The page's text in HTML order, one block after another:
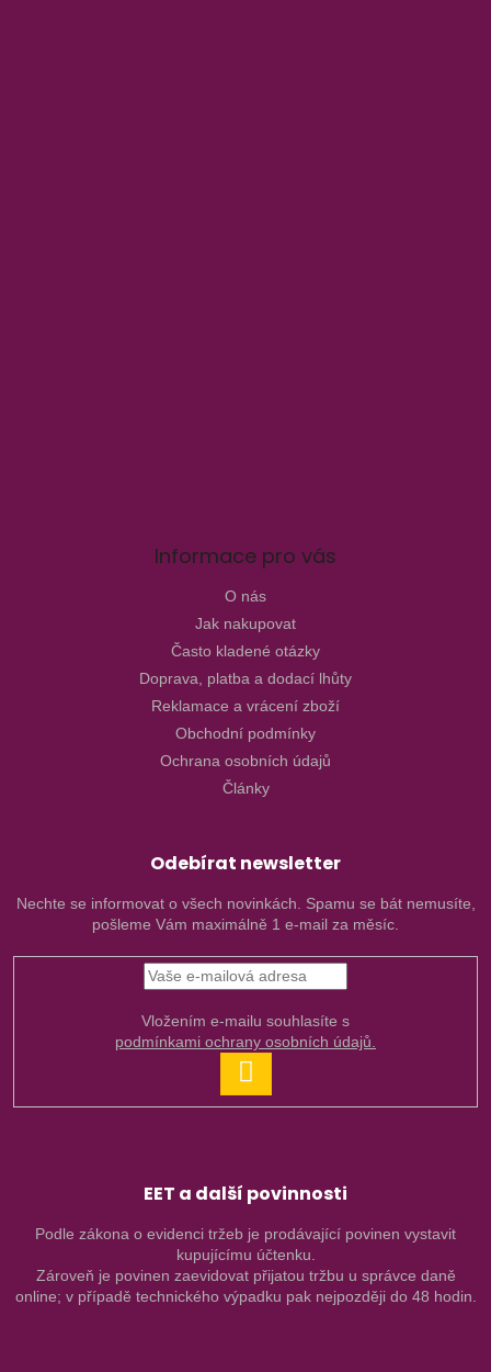
Informace pro vás
O nás
Jak nakupovat
Často kladené otázky
Doprava, platba a dodací lhůty
Reklamace a vrácení zboží
Obchodní podmínky
Ochrana osobních údajů
Články
Odebírat newsletter
Nechte se informovat o všech novinkách. Spamu se bát nemusíte,
pošleme Vám maximálně 1 e-mail za měsíc.
podmínkami ochrany osobních údajů.
SE
EET a další povinnosti
Podle zákona o evidenci tržeb je prodávající povinen vystavit
kupujícímu účtenku.
Zároveň je povinen zaevidovat přijatou tržbu u správce daně
online; v případě technického výpadku pak nejpozději do 48 hodin.